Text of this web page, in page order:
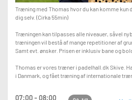
Træning med Thomas hvor du kan komme kun
dig selv. (Cirka 55min)
Træningen kan tilpasses alle niveauer, såvel
træningen vil bestå af mange repetitioner af
Samt evt. ønsker. Prisen er inklusiv bane og
Thomas er vores træner i padelhall.dk Skive.
i Danmark, og fået træning af internationale
07:00 - 08:00